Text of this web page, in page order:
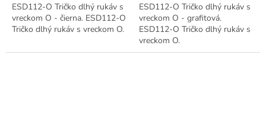
ESD112-O Tričko dlhý rukáv s
vreckom O - čierna. ESD112-O
Tričko dlhý rukáv s vreckom O.
ESD112-O Tričko dlhý rukáv s
vreckom O - grafitová.
ESD112-O Tričko dlhý rukáv s
vreckom O.